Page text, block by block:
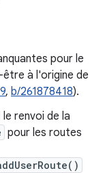
pour le
à l'origine de
, b/261878418).
renvoi de la
pour les routes